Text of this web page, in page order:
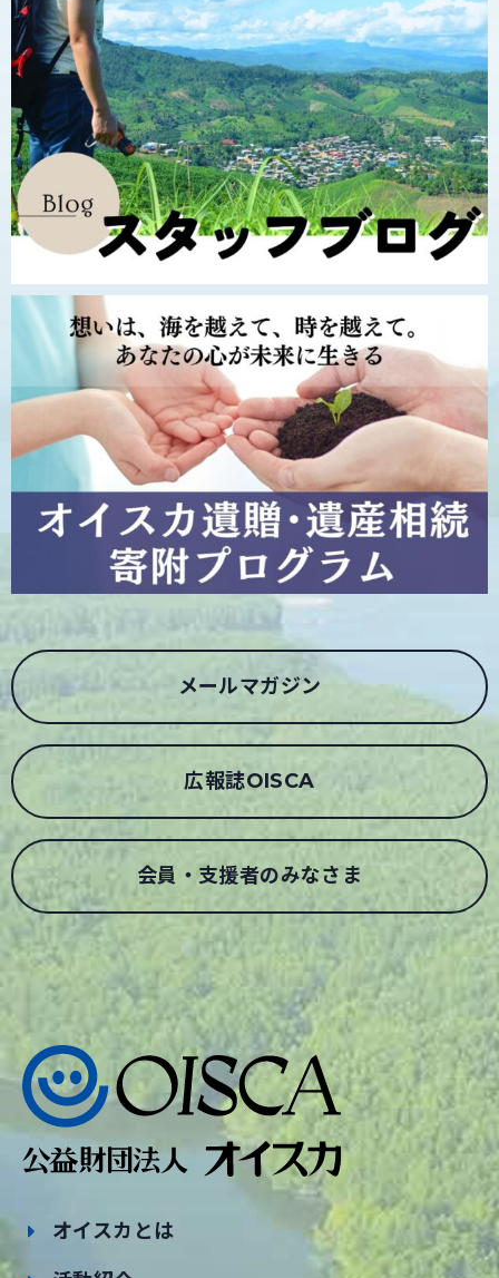
メールマガジン
広報誌OISCA
会員・支援者のみなさま
オイスカとは